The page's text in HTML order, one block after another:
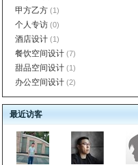
甲方乙方 (1)
个人专访 (0)
酒店设计 (1)
餐饮空间设计 (7)
甜品空间设计 (1)
办公空间设计 (2)
最近访客